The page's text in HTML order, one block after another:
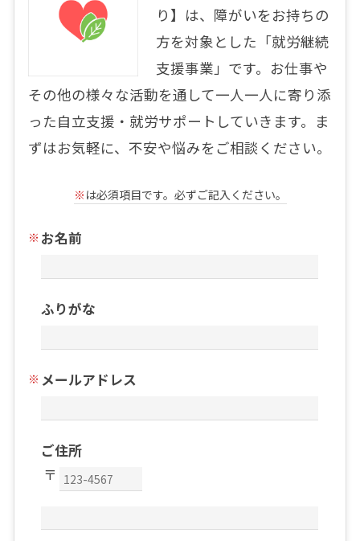
り】は、障がいをお持ちの
方を対象とした「就労継続
支援事業」です。お仕事や
その他の様々な活動を通して一人一人に寄り添
った自立支援・就労サポートしていきます。ま
ずはお気軽に、不安や悩みをご相談ください。
※ は必須項目です。必ずご記入ください。
お名前
ふりがな
メールアドレス
ご住所